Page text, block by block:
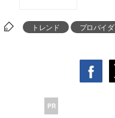
トレンド プロバイダ
PR